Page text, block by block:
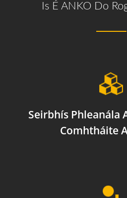
Is É ANKO Do
Seirbhís Phleanála
Comhtháite